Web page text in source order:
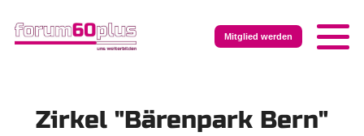
Mitglied werden
Zirkel "Bärenpark Bern"